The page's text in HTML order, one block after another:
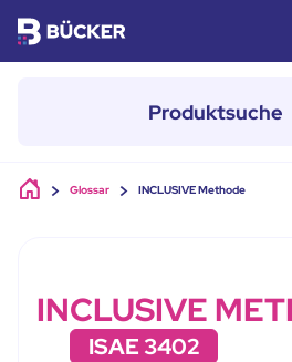
Skip to main content
Glossar INCLUSIVE Methode
INCLUSIVE
ISAE 3402